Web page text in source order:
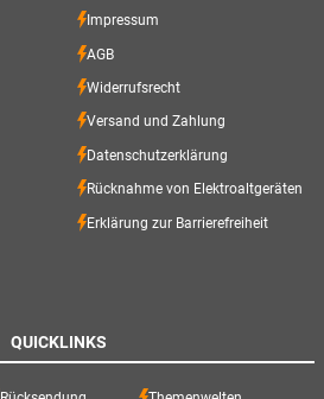
Impressum
AGB
Widerrufsrecht
Versand und Zahlung
Datenschutzerklärung
Rücknahme von Elektroaltgeräten
Erklärung zur Barrierefreiheit
QUICKLINKS